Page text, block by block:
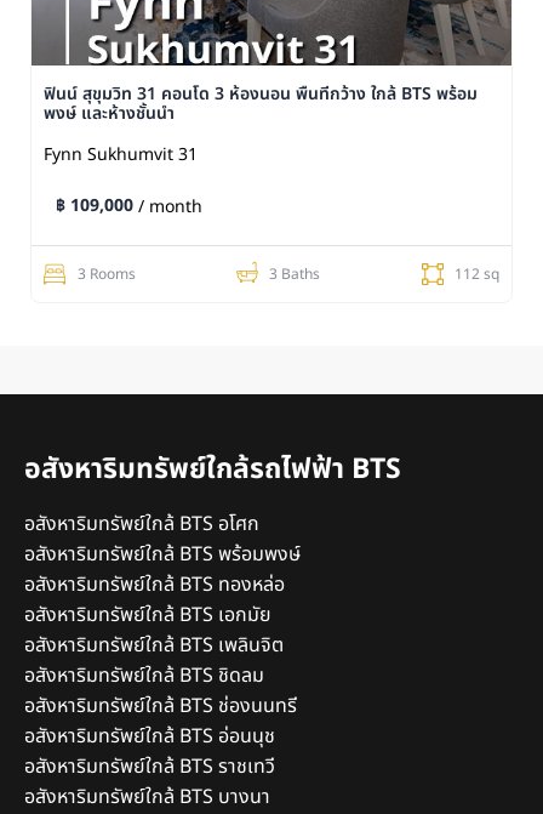
ฟินน์ สุขุมวิท 31 คอนโด 3 ห้องนอน พื้นที่กว้าง ใกล้ BTS พร้อม
พงษ์ และห้างชั้นนำ
Fynn Sukhumvit 31
฿ 109,000/ month
3 Rooms 3 Baths 112 sq
อสังหาริมทรัพย์ใกล้รถไฟฟ้า BTS
อสังหาริมทรัพย์ใกล้ BTS อโศก
อสังหาริมทรัพย์ใกล้ BTS พร้อมพงษ์
อสังหาริมทรัพย์ใกล้ BTS ทองหล่อ
อสังหาริมทรัพย์ใกล้ BTS เอกมัย
อสังหาริมทรัพย์ใกล้ BTS เพลินจิต
อสังหาริมทรัพย์ใกล้ BTS ชิดลม
อสังหาริมทรัพย์ใกล้ BTS ช่องนนทรี
อสังหาริมทรัพย์ใกล้ BTS อ่อนนุช
อสังหาริมทรัพย์ใกล้ BTS ราชเทวี
อสังหาริมทรัพย์ใกล้ BTS บางนา